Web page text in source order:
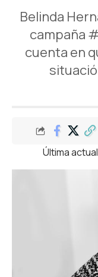
Belinda
campaña
cuenta en
Última